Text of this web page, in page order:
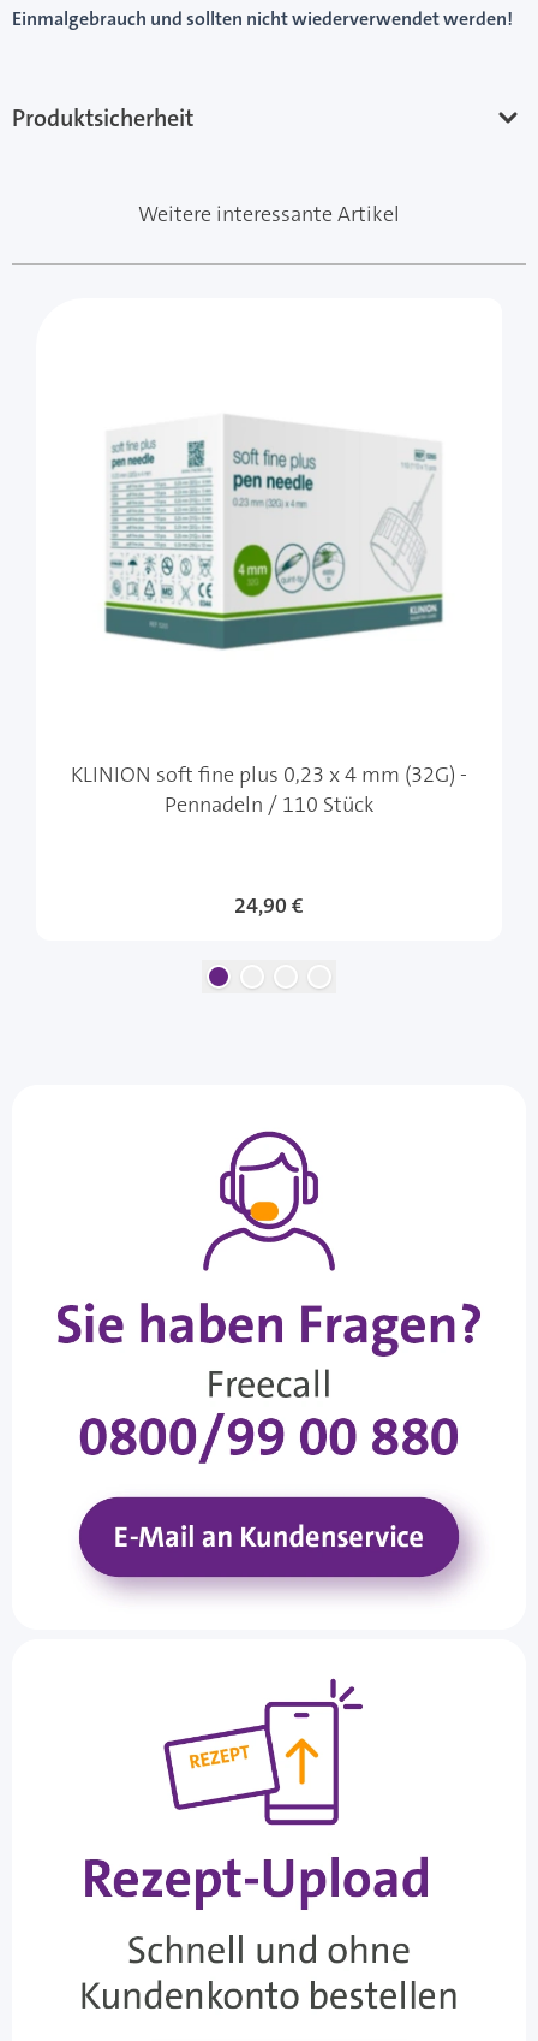
Einmalgebrauch und sollten nicht wiederverwendet werden!
Produktsicherheit
Weitere interessante Artikel
KLINION soft fine plus 0,23 x 4 mm (32G) -
Pennadeln / 110 Stück
24,90 €